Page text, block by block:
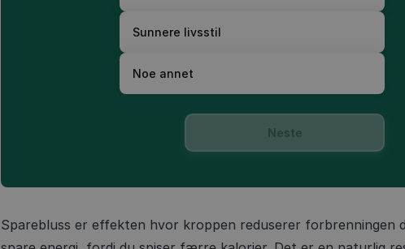
Sunnere livsstil
Noe annet
Neste
Sparebluss er effekten hvor kroppen reduserer forbrenningen